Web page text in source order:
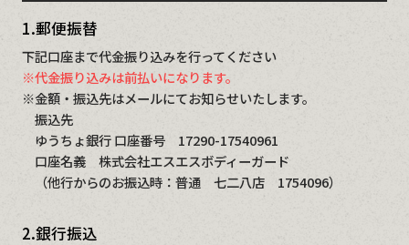
1.郵便振替
下記口座まで代金振り込みを行ってください
※代金振り込みは前払いになります。
※金額・振込先はメールにてお知らせいたします。
振込先
ゆうちょ銀行 口座番号 17290-17540961
口座名義 株式会社エスエスボディーガード
（他行からのお振込時：普通 七二八店 1754096）
2.銀行振込